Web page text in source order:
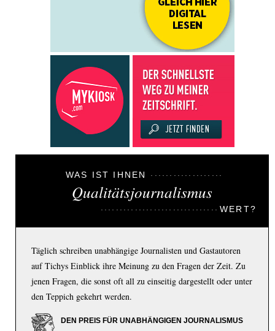
WAS IST IHNEN
Qualitätsjournalismus
WERT?
Täglich schreiben unabhängige Journalisten und Gastautoren
auf Tichys Einblick ihre Meinung zu den Fragen der Zeit. Zu
jenen Fragen, die sonst oft all zu einseitig dargestellt oder unter
den Teppich gekehrt werden.
DEN PREIS FÜR UNABHÄNGIGEN JOURNALISMUS